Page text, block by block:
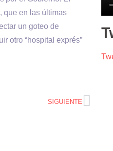
que en las últimas
un goteo de
otro “hospital exprés”
SIGUIENTE